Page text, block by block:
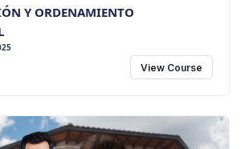
Y ORDENAMIENTO
View Course